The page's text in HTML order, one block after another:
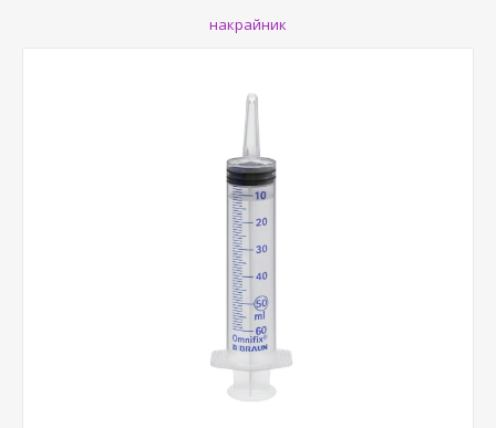
накрайник